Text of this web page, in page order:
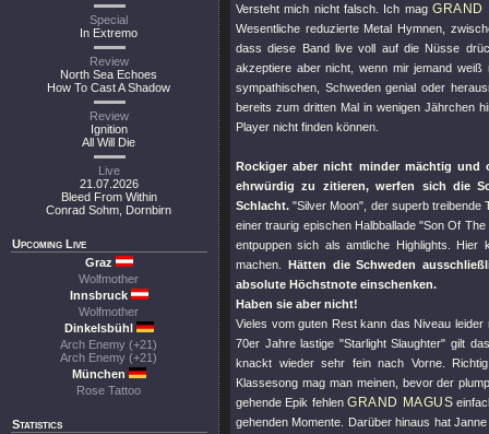
Special
In Extremo
Review
North Sea Echoes
How To Cast A Shadow
Review
Ignition
All Will Die
Live
21.07.2026
Bleed From Within
Conrad Sohm, Dornbirn
Upcoming Live
Graz
Wolfmother
Innsbruck
Wolfmother
Dinkelsbühl
Arch Enemy (+21)
Arch Enemy (+21)
München
Rose Tattoo
Statistics
Versteht mich nicht falsch. Ich magGRAND
Wesentliche reduzierte Metal Hymnen,
dass diese Band live voll auf die Nüsse
akzeptiere aber nicht, wenn mir jemand
sympathischen, Schweden genial oder
bereits zum dritten Mal in wenigen Jährchen
Player nicht finden können.
Rockiger aber nicht minder mächtig und
ehrwürdig zu zitieren, werfen sich die
Schlacht. "Silver Moon" , der superb
einer traurig epischen Halbballade"Son Of The
entpuppen sich als amtliche Highlights. Hier
machen. Hätten die Schweden
absolute Höchstnote einschenken.
Haben sie aber nicht!
Vieles vom guten Rest kann das Niveau
70er Jahre lastige "Starlight Slaughter" gilt
knackt wieder sehr fein nach Vorne.
Klassesong mag man meinen, bevor der
gehende Epik fehlenGRAND MAGUS
gehenden Momente. Darüber hinaus hat